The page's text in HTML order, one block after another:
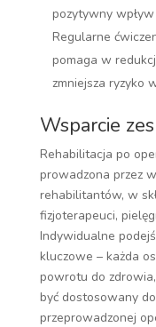
pozytywny
Regularne
pomaga w
zmniejsza ryzyko
Wsparcie
Rehabilitacja po
prowadzona przez
rehabilitantów, w
fizjoterapeuci,
Indywidualne
kluczowe – każda
powrotu do
być dostosowany
przeprowadzonej